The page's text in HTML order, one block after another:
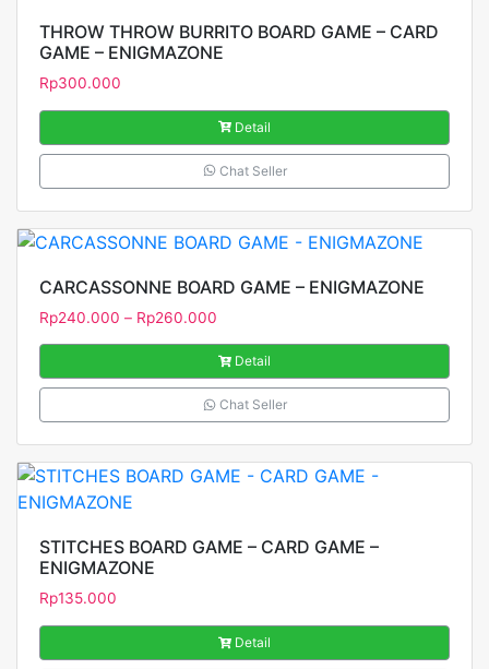
THROW THROW BURRITO BOARD GAME – CARD
GAME – ENIGMAZONE
Rp300.000
Detail
Chat Seller
CARCASSONNE BOARD GAME – ENIGMAZONE
Rp240.000 – Rp260.000
Detail
Chat Seller
STITCHES BOARD GAME – CARD GAME –
ENIGMAZONE
Rp135.000
Detail